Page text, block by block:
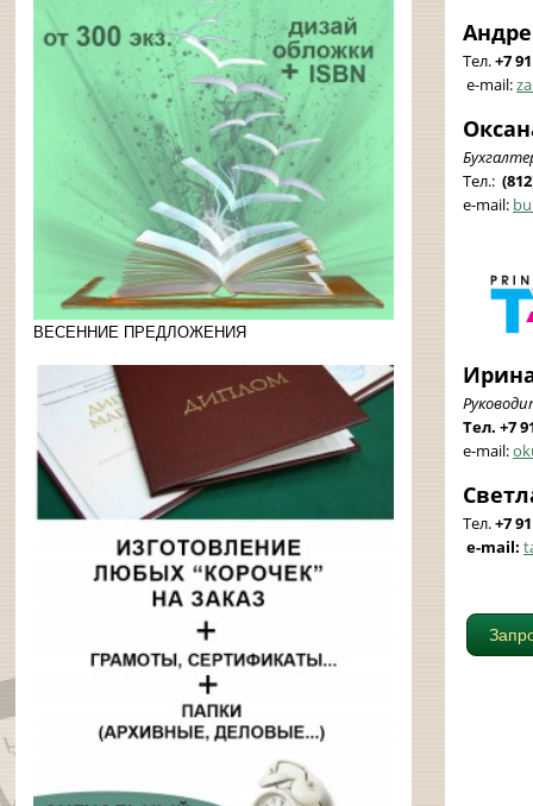
ВЕСЕННИЕ ПРЕДЛОЖЕНИЯ
Тел.+7
e-mail:
Тел.:
e-mail:
Тел. +7
e-mail:
Тел.+7
e-mail: